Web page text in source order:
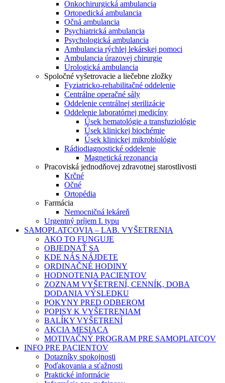
Onkochirurgická ambulancia
Ortopedická ambulancia
Očná ambulancia
Psychiatrická ambulancia
Psychologická ambulancia
Ambulancia rýchlej lekárskej pomoci
Ambulancia úrazovej chirurgie
Urologická ambulancia
Spoločné vyšetrovacie a liečebne zložky
Fyziatricko-rehabilitačné oddelenie
Centrálne operačné sály
Oddelenie centrálnej sterilizácie
Oddelenie laboratórnej medicíny
Úsek hematológie a transfuziológie
Úsek klinickej biochémie
Úsek klinickej mikrobiológie
Rádiodiagnostické oddelenie
Magnetická rezonancia
Pracoviská jednodňovej zdravotnej starostlivosti
Krčné
Očné
Ortopédia
Farmácia
Nemocničná lekáreň
Urgentný príjem I. typu
SAMOPLATCOVIA – LAB. VYŠETRENIA
AKO TO FUNGUJE
OBJEDNAŤ SA
KDE NÁS NÁJDETE
ORDINAČNÉ HODINY
HODNOTENIA PACIENTOV
ZOZNAM VYŠETRENÍ, CENNÍK, DOBA
DODANIA VÝSLEDKU
POKYNY PRED ODBEROM
POPISY K VYŠETRENIAM
BALÍKY VYŠETRENÍ
AKCIA MESIACA
MOTIVAČNÝ PROGRAM PRE SAMOPLATCOV
INFO PRE PACIENTOV
Dotazníky spokojnosti
Poďakovania a sťažnosti
Praktické informácie